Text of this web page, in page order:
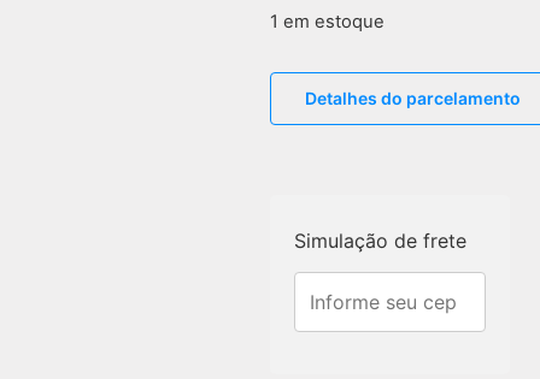
1 em estoque
Detalhes do parcelamento
Simulação de frete